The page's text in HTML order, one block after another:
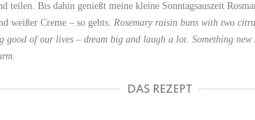
teilen. Bis dahin genießt meine kleine Sonntagsauszeit
weißer Creme – so gehts. Rosemary raisin buns with two
good of our lives – dream big and laugh a lot. Something new